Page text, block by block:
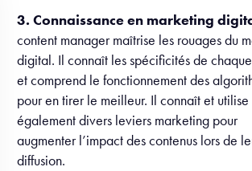
3. Connaissance en marketing
content manager maîtrise les rouages du
digital. Il connaît les spécificités de
et comprend le fonctionnement des
pour en tirer le meilleur. Il connaît et utilise
également divers leviers marketing pour
augmenter l’impact des contenus lors de
diffusion.